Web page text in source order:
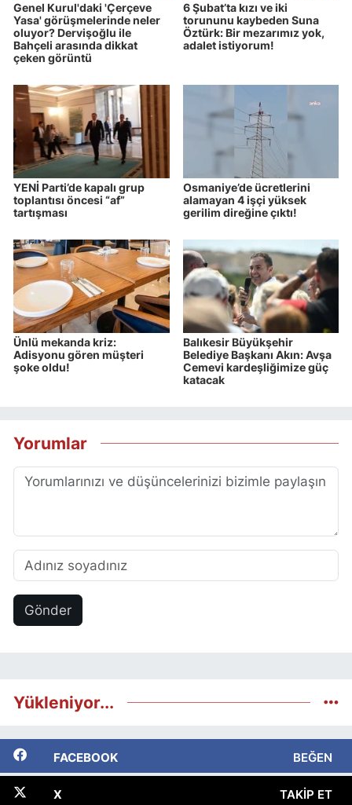
Genel Kurul'daki 'Çerçeve
Yasa' görüşmelerinde neler
oluyor? Dervişoğlu ile
Bahçeli arasında dikkat
çeken görüntü
6 Şubat’ta kızı ve iki
torununu kaybeden Suna
Öztürk: Bir mezarımız yok,
adalet istiyorum!
YENİ Parti’de kapalı grup
toplantısı öncesi “af”
tartışması
Osmaniye’de ücretlerini
alamayan 4 işçi yüksek
gerilim direğine çıktı!
Ünlü mekanda kriz:
Adisyonu gören müşteri
şoke oldu!
Balıkesir Büyükşehir
Belediye Başkanı Akın: Avşa
Cemevi kardeşliğimize güç
katacak
Yorumlar
Gönder
Yükleniyor...
FACEBOOK BEĞEN
X TAKIP ET